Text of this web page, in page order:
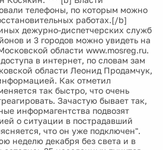
телефоны, по которым можно
работах.[/b]
дежурно-диспетчерских служб
и 3 городов можно увидеть на
области www.mosreg.ru.
в интернет, по словам зам
области Леонид Продамчук,
Как отметил
так быстро, что очень
Зачастую бывает так,
информагентства подвозят
о ситуации в пострадавший
что он уже подключен".
неделю декабря без света и в